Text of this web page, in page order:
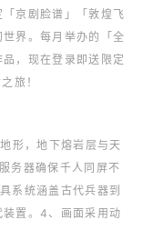
京剧脸谱」「敦煌飞
界。每月举办的「全
，现在登录即送限定
旅！
形，地下熔岩层与天
务器确保千人同屏不
系统涵盖古代兵器到
置。4、画面采用动